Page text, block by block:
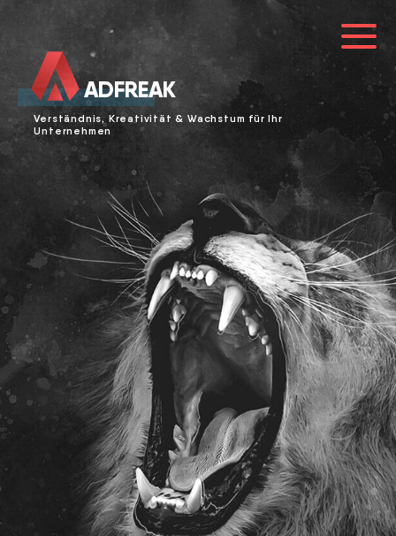
HOME
ÜBER UNS
REFERENZEN
LEISTUNGEN
BLOG
KARRIERE
0241 91999963
info@adfreak.de
Termin vereinbaren
ADFREAK
Verständnis, Kreativität & Wachstum für Ihr
Unternehmen